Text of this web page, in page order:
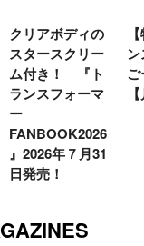
クリアボディの
スタースクリー
ム付き！ 『ト
ランスフォーマ
ー
FANBOOK2026
』2026年７月31
日発売！